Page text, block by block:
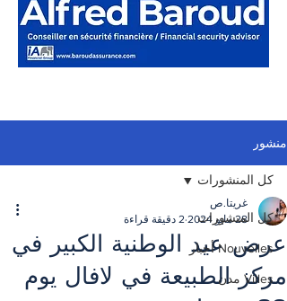
منشور
كل المنشورات
Nouvelles أخبار
Villes مدن
كل المنشورات
عرض عيد الوطنية الكبير في
مركز الطبيعة في لافال يوم
غريتا.ص
28 مايو 2024
2 دقيقة قراءة